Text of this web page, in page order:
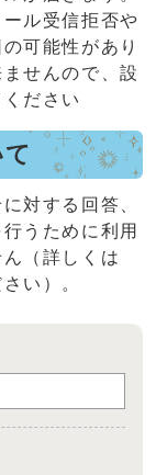
ル受信拒否や
可能性があり
せんので、設
ださい
対する回答、
うために利用
（詳しくは
い）。